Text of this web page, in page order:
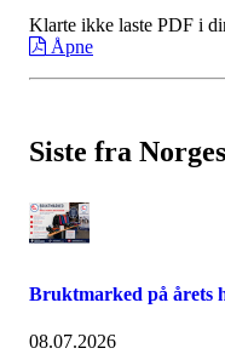
Klarte ikke laste PDF i
Åpne
Siste fra
Bruktmarked på årets
08.07.2026